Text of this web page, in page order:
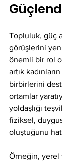
Topluluk, güç
görüşlerini
önemli bir rol
artık
birbirlerini
ortamlar
yoldaşlığı
fiziksel,
oluştuğunu
Örneğin, yerel